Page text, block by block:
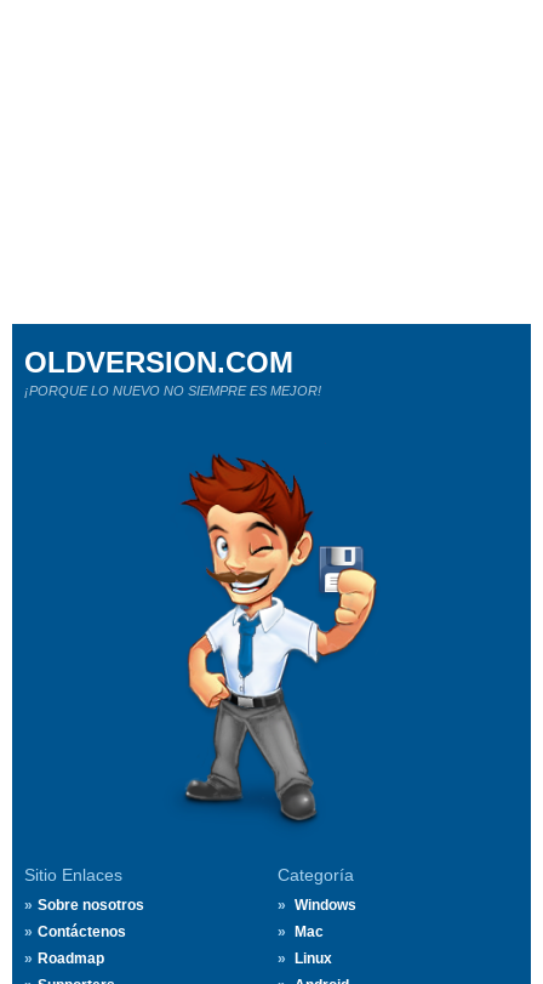
Sitio Enlaces
Sobre nosotros
Contáctenos
Roadmap
Categoría
Windows
Mac
Linux
OLDVERSION.COM
¡PORQUE LO NUEVO NO SIEMPRE ES MEJOR!